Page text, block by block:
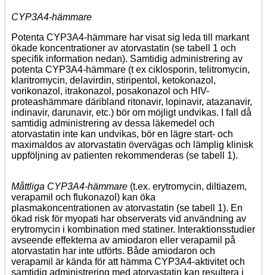
CYP3A4-hämmare
Potenta CYP3A4-hämmare har visat sig leda till markant
ökade koncentrationer av atorvastatin (se tabell 1 och
specifik information nedan). Samtidig administrering av
potenta CYP3A4-hämmare (t ex ciklosporin, telitromycin,
klaritromycin, delavirdin, stiripentol, ketokonazol,
vorikonazol, itrakonazol, posakonazol och HIV-
proteashämmare däribland ritonavir, lopinavir, atazanavir,
indinavir, darunavir, etc.) bör om möjligt undvikas. I fall då
samtidig administrering av dessa läkemedel och
atorvastatin inte kan undvikas, bör en lägre start- och
maximaldos av atorvastatin övervägas och lämplig klinisk
uppföljning av patienten rekommenderas (se tabell 1).
Måttliga CYP3A4-hämmare (t.ex. erytromycin, diltiazem,
verapamil och flukonazol) kan öka
plasmakoncentrationen av atorvastatin (se tabell 1). En
ökad risk för myopati har observerats vid användning av
erytromycin i kombination med statiner. Interaktionsstudier
avseende effekterna av amiodaron eller verapamil på
atorvastatin har inte utförts. Både amiodaron och
verapamil är kända för att hämma CYP3A4-aktivitet och
samtidig administrering med atorvastatin kan resultera i